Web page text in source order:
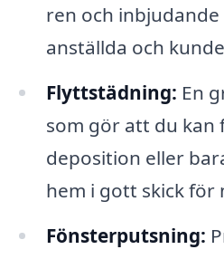
ren och
anställda och
Flyttstädning: En
som gör att du kan
deposition eller
hem i gott skick för
Fönsterputsning: